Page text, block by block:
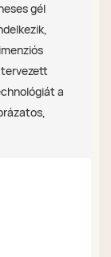
gél
tervezett
a